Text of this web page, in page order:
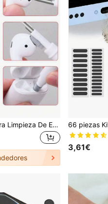
Pluma Portátil Para Limpieza De Enchufes De Auriculares Con Cepillo Suave Multifuncional Y Limpiador De Esponja De Peluche Para Auriculares, Tapones Para Los Oídos, Teléfonos Móviles, Dispositivos Digitales, Teclados De Ordenador
3,61€